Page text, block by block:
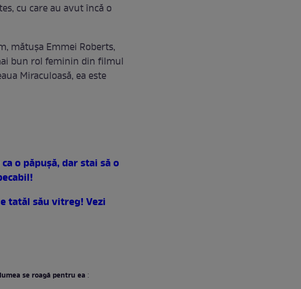
cu care au avut încă o
mătușa Emmei Roberts,
bun rol feminin din filmul
Miraculoasă, ea este
o păpuşă, dar stai să o
tatăl său vitreg! Vezi
se roagă pentru ea :